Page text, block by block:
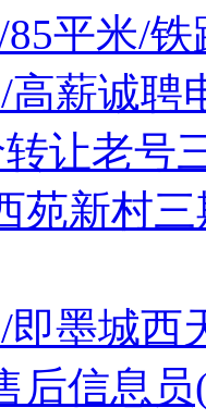
85平米/
高薪诚
让老号
苑新村
即墨城
后信息